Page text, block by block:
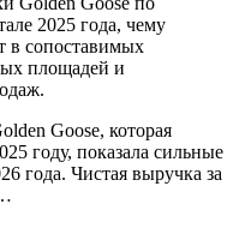
2025 года, чему
в сопоставимых
площадей и
Goose, которая
году, показала сильные
года. Чистая выручка за